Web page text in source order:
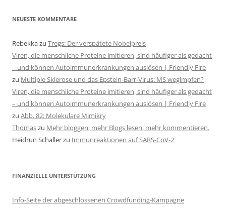
NEUESTE KOMMENTARE
Rebekkazu Tregs: Der verspätete Nobelpreis
Viren, die menschliche Proteine imitieren, sind häufiger als gedacht
– und können Autoimmunerkrankungen auslösen | Friendly Fire
zu Multiple Sklerose und das Epstein-Barr-Virus: MS wegimpfen?
Viren, die menschliche Proteine imitieren, sind häufiger als gedacht
– und können Autoimmunerkrankungen auslösen | Friendly Fire
zu Abb. 82: Molekulare Mimikry
Thomaszu Mehr bloggen, mehr Blogs lesen, mehr kommentieren.
Heidrun Schallerzu Immunreaktionen auf SARS-CoV-2
FINANZIELLE UNTERSTÜTZUNG
Info-Seite der abgeschlossenen Crowdfunding-Kampagne